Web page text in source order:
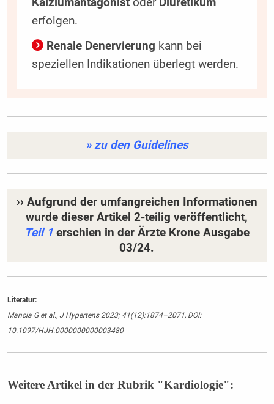
Kalziumantagonistoder Diuretikum
erfolgen.
Renale Denervierung kann bei
speziellen Indikationen überlegt werden.
» zu den Guidelines
›› Aufgrund der umfangreichen Informationen
wurde dieser Artikel 2-teilig veröffentlicht,
Teil 1erschien in der Ärzte Krone Ausgabe
03/24.
Literatur:
Mancia G et al., J Hypertens 2023; 41(12):1874–2071, DOI:
10.1097/HJH.0000000000003480
Weitere Artikel in der Rubrik "Kardiologie":